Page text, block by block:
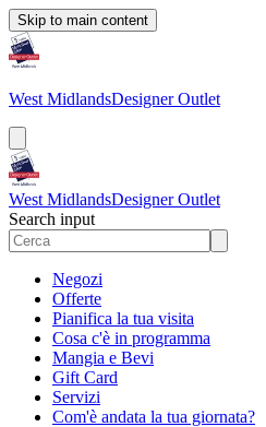
Skip to main content
West MidlandsDesigner Outlet
West MidlandsDesigner Outlet
Search input
Negozi
Offerte
Pianifica la tua visita
Cosa c'è in programma
Mangia e Bevi
Gift Card
Servizi
Com'è andata la tua giornata?